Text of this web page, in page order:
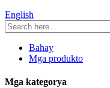
English
Bahay
Mga produkto
Mga kategorya